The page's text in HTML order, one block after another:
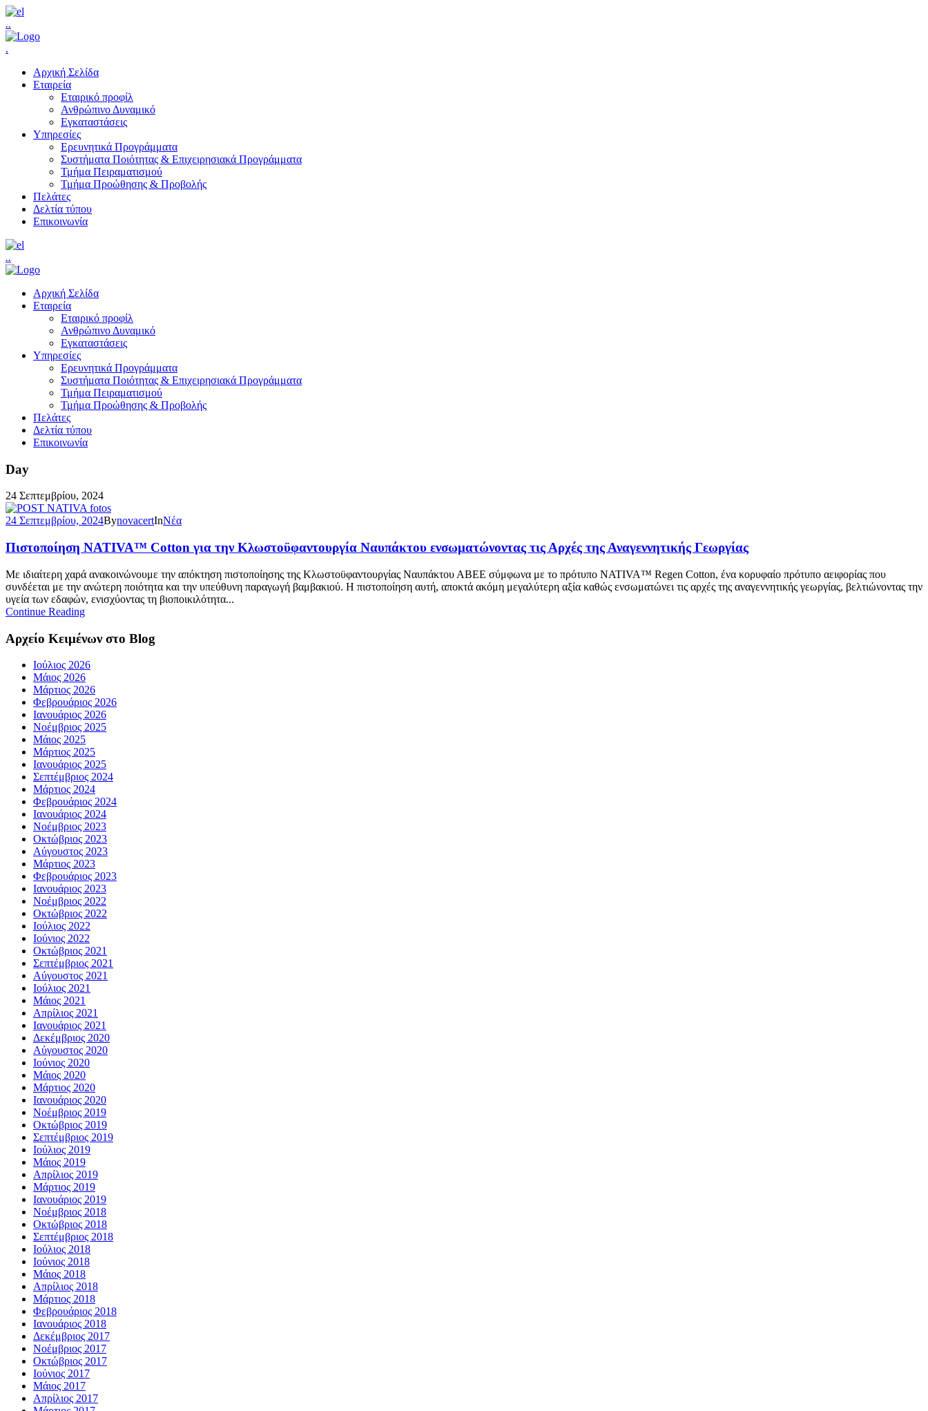
..
.
Αρχική Σελίδα
Εταιρεία
Εταιρικό προφίλ
Ανθρώπινο Δυναμικό
Εγκαταστάσεις
Υπηρεσίες
Ερευνητικά Προγράμματα
Συστήματα Ποιότητας & Επιχειρησιακά Προγράμματα
Τμήμα Πειραματισμού
Τμήμα Προώθησης & Προβολής
Πελάτες
Δελτία τύπου
Επικοινωνία
..
Αρχική Σελίδα
Εταιρεία
Εταιρικό προφίλ
Ανθρώπινο Δυναμικό
Εγκαταστάσεις
Υπηρεσίες
Ερευνητικά Προγράμματα
Συστήματα Ποιότητας & Επιχειρησιακά Προγράμματα
Τμήμα Πειραματισμού
Τμήμα Προώθησης & Προβολής
Πελάτες
Δελτία τύπου
Επικοινωνία
Day
24 Σεπτεμβρίου, 2024
24 Σεπτεμβρίου, 2024BynovacertInΝέα
Πιστοποίηση NATIVA™ Cotton για την Κλωστοϋφαντουργία Ναυπάκτου ενσωματώνοντας τις Αρχές της Αναγεννητικής Γεωργίας
Με ιδιαίτερη χαρά ανακοινώνουμε την απόκτηση πιστοποίησης της Κλωστοϋφαντουργίας Ναυπάκτου ΑΒΕΕ σύμφωνα με το πρότυπο NATIVA™ Regen Cotton, ένα κορυφαίο πρότυπο αειφορίας που
συνδέεται με την ανώτερη ποιότητα και την υπεύθυνη παραγωγή βαμβακιού. H πιστοποίηση αυτή, αποκτά ακόμη μεγαλύτερη αξία καθώς ενσωματώνει τις αρχές της αναγεννητικής γεωργίας, βελτιώνοντας την
υγεία των εδαφών, ενισχύοντας τη βιοποικιλότητα...
Continue Reading
Αρχείο Κειμένων στο Blog
Ιούλιος 2026
Μάιος 2026
Μάρτιος 2026
Φεβρουάριος 2026
Ιανουάριος 2026
Νοέμβριος 2025
Μάιος 2025
Μάρτιος 2025
Ιανουάριος 2025
Σεπτέμβριος 2024
Μάρτιος 2024
Φεβρουάριος 2024
Ιανουάριος 2024
Νοέμβριος 2023
Οκτώβριος 2023
Αύγουστος 2023
Μάρτιος 2023
Φεβρουάριος 2023
Ιανουάριος 2023
Νοέμβριος 2022
Οκτώβριος 2022
Ιούλιος 2022
Ιούνιος 2022
Οκτώβριος 2021
Σεπτέμβριος 2021
Αύγουστος 2021
Ιούλιος 2021
Μάιος 2021
Απρίλιος 2021
Ιανουάριος 2021
Δεκέμβριος 2020
Αύγουστος 2020
Ιούνιος 2020
Μάιος 2020
Μάρτιος 2020
Ιανουάριος 2020
Νοέμβριος 2019
Οκτώβριος 2019
Σεπτέμβριος 2019
Ιούλιος 2019
Μάιος 2019
Απρίλιος 2019
Μάρτιος 2019
Ιανουάριος 2019
Νοέμβριος 2018
Οκτώβριος 2018
Σεπτέμβριος 2018
Ιούλιος 2018
Ιούνιος 2018
Μάιος 2018
Απρίλιος 2018
Μάρτιος 2018
Φεβρουάριος 2018
Ιανουάριος 2018
Δεκέμβριος 2017
Νοέμβριος 2017
Οκτώβριος 2017
Ιούνιος 2017
Μάιος 2017
Απρίλιος 2017